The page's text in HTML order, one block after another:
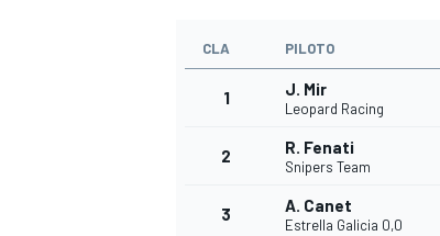
CLA PILOTO
1 J. Mir
Leopard Racing
2 R. Fenati
Snipers Team
3 A. Canet
Estrella Galicia 0,0